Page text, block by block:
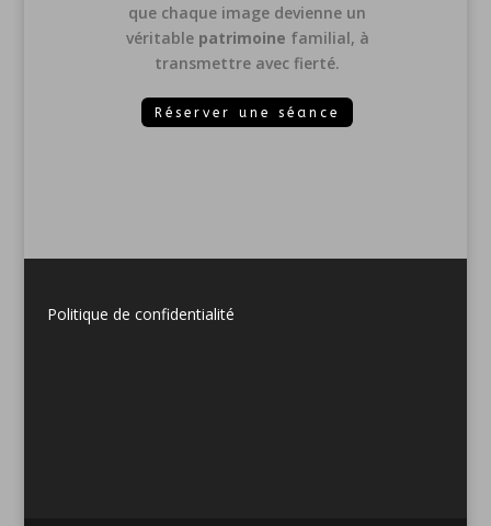
que chaque image devienne un
véritable patrimoine familial, à
transmettre avec fierté.
Réserver une séance
Politique de confidentialité